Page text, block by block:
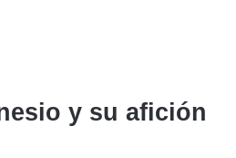
y su afición